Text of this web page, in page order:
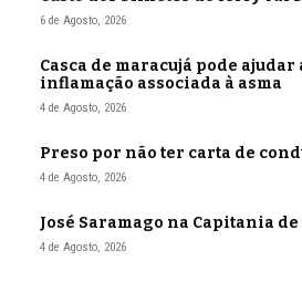
6 de Agosto, 2026
Casca de maracujá pode ajudar
inflamação associada à asma
4 de Agosto, 2026
Preso por não ter carta de
4 de Agosto, 2026
José Saramago na Capitania
4 de Agosto, 2026